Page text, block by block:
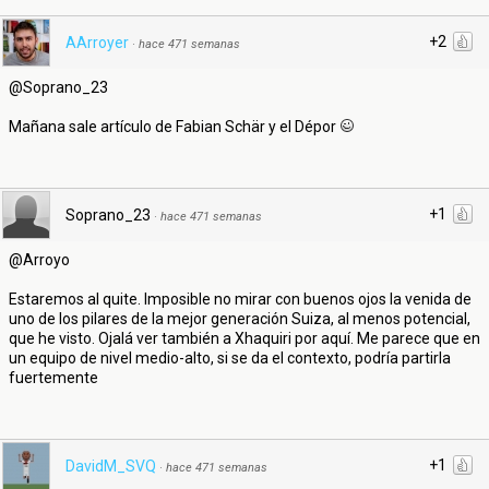
+2
AArroyer · hace 471 semanas
@Soprano_23
Mañana sale artículo de Fabian Schär y el Dépor
+1
Soprano_23 · hace 471 semanas
@Arroyo
Estaremos al quite. Imposible no mirar con buenos ojos la venida de
uno de los pilares de la mejor generación Suiza, al menos potencial,
que he visto. Ojalá ver también a Xhaquiri por aquí. Me parece que en
un equipo de nivel medio-alto, si se da el contexto, podría partirla
fuertemente
+1
DavidM_SVQ · hace 471 semanas